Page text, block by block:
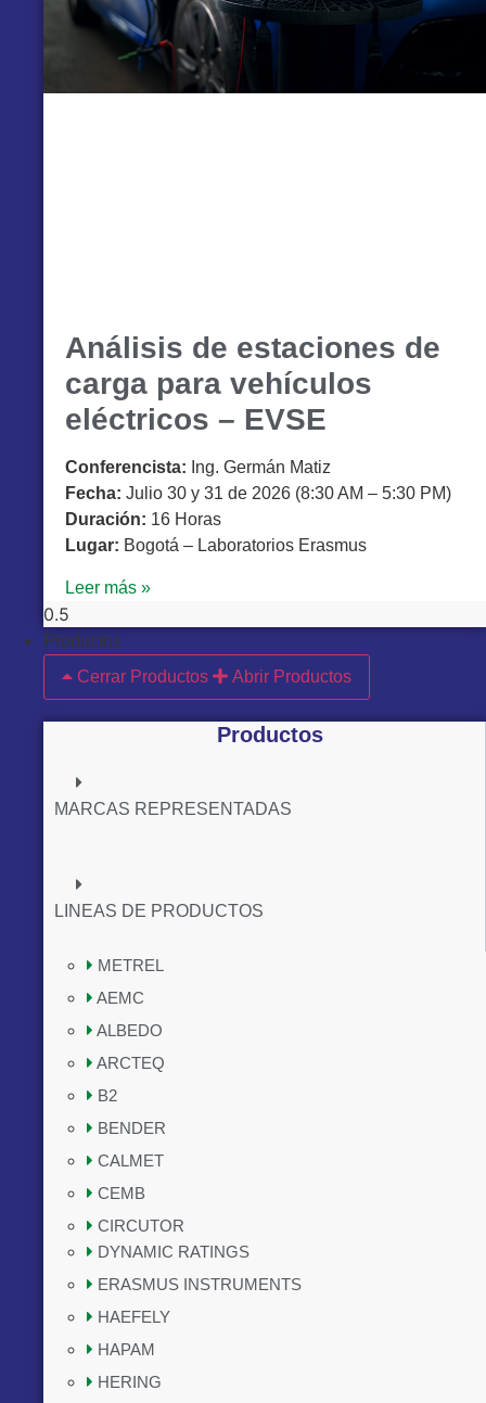
Análisis de estaciones de
carga para vehículos
eléctricos – EVSE
Conferencista: Ing. Germán Matiz
Fecha: Julio 30 y 31 de 2026 (8:30 AM – 5:30 PM)
Duración: 16 Horas
Lugar: Bogotá – Laboratorios Erasmus
Leer más »
Productos
Cerrar Productos
Abrir Productos
Productos
MARCAS REPRESENTADAS
LINEAS DE PRODUCTOS
METREL
AEMC
ALBEDO
ARCTEQ
B2
BENDER
CALMET
CEMB
CIRCUTOR
DYNAMIC RATINGS
ERASMUS INSTRUMENTS
HAEFELY
HAPAM
HERING